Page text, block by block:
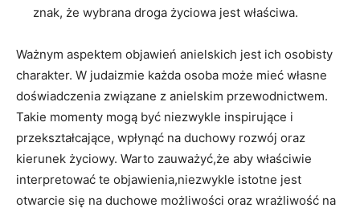
znak, że wybrana droga życiowa jest właściwa.
Ważnym aspektem objawień anielskich jest ich osobisty
charakter. W judaizmie każda osoba może mieć własne
doświadczenia związane z anielskim przewodnictwem.
Takie momenty mogą być niezwykle inspirujące i
przekształcające, wpłynąć na duchowy rozwój oraz
kierunek życiowy. Warto zauważyć,że aby właściwie
interpretować te objawienia,niezwykle istotne jest
otwarcie się na duchowe możliwości oraz wrażliwość na